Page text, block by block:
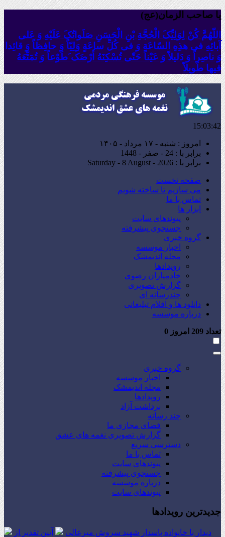
یا صاحب الزمان(عج)
اللّهُمَّ کُنْ لِوَلِیِّکَ الْحُجَّةِ بْنِ الْحَسَنِ صَلَواتُکَ عَلَیْهِ وَ عَلى
آبائِهِ فی هذِهِ السّاعَةِ وَ فی کُلِّ ساعَةٍ وَلِیّاً وَ حافِظاً وَ قائِدا
‏وَ ناصِراً وَ دَلیلاً وَ عَیْناً حَتّى تُسْکِنَهُ أَرْضَک َطَوْعاً وَ تُمَتِّعَهُ
فیها طَویلاً
15:03:43
امروز : شنبه - ۱۷ مرداد - ۱۴۰۵
برابر با : 24 - صفر - 1448
برابر با : Saturday - 8 August - 2026
صفحه نخست
می سازیم تا ساخته شویم
تماس با ما
ابزار ها
پیوندهای سایت
جستجوی پیشرفته
گروه خبری
اخبار موسسه
مجله اندیمشک
رویدادها
خادمیاران رضوی
گزارش تصویری
چندرسانه ای
دانلود ها و اقلام تبلیغاتی
درباره موسسه
تعداد امروز 0
گروه خبری
اخبار موسسه
مجله اندیمشک
رویدادها
برداشت آزاد
چند رسانه
فضای مجازی ما
گزارش تصویری نغمه های عشق
دسترسی سریع
تماس با ما
پیوندهای سایت
جستجوی پیشرفته
درباره موسسه
پیوندهای سایت
جدیدترین رویدادها
دیدار با خانواده پاسدار شهید سروش میرعالی
آیین تقدیر از